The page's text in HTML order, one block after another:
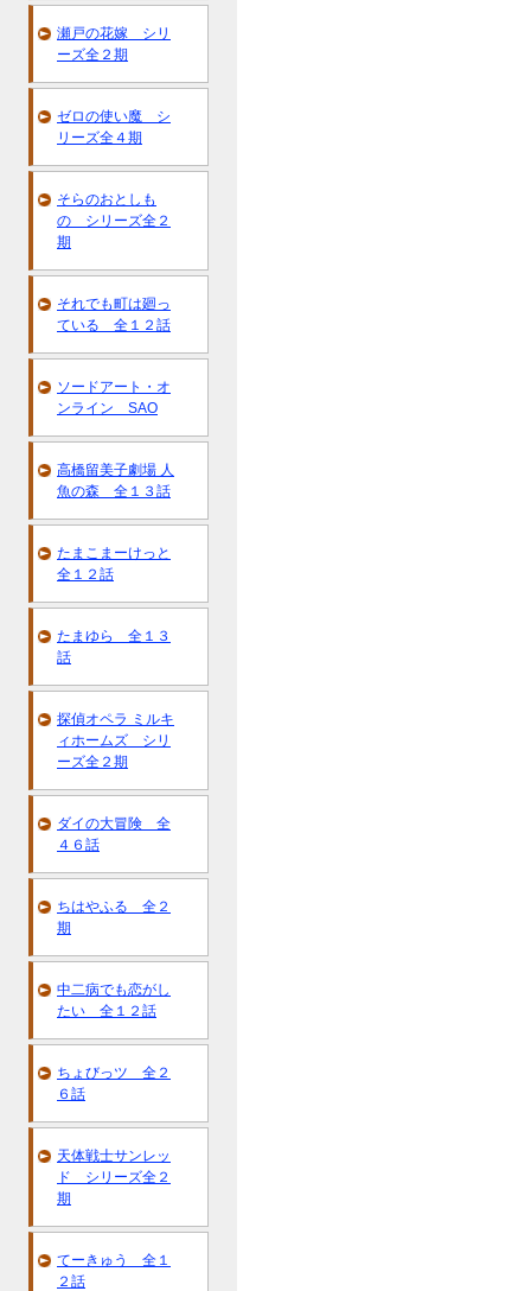
瀬戸の花嫁 シリ
ーズ全２期
ゼロの使い魔 シ
リーズ全４期
そらのおとしも
の シリーズ全２
期
それでも町は廻っ
ている 全１２話
ソードアート・オ
ンライン SAO
高橋留美子劇場 人
魚の森 全１３話
たまこまーけっと
全１２話
たまゆら 全１３
話
探偵オペラ ミルキ
ィホームズ シリ
ーズ全２期
ダイの大冒険 全
４６話
ちはやふる 全２
期
中二病でも恋がし
たい 全１２話
ちょびっツ 全２
６話
天体戦士サンレッ
ド シリーズ全２
期
てーきゅう 全１
２話